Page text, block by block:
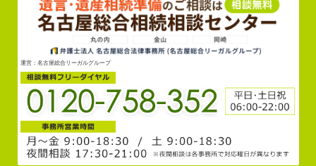
運営：名古屋総合リーガルグループ